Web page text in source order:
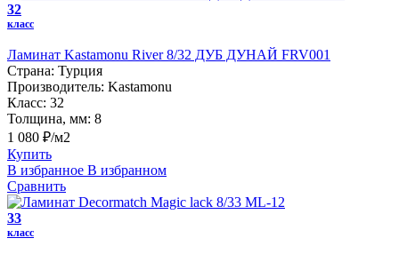
32
класс
Ламинат Kastamonu River 8/32 ДУБ ДУНАЙ FRV001
Страна: Турция
Производитель: Kastamonu
Класс: 32
Толщина, мм: 8
1 080 ₽/м2
Купить
В избранное В избранном
Сравнить
33
класс